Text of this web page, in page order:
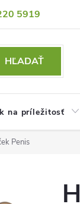
5919údajov
HĽADAŤ
na príležitosť
Penis